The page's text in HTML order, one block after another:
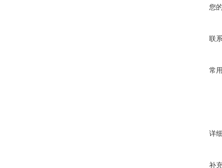
您
联
常
详
补